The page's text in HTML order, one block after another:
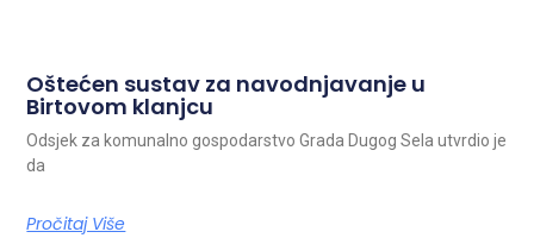
Oštećen sustav za navodnjavanje u
Birtovom klanjcu
Odsjek za komunalno gospodarstvo Grada Dugog Sela utvrdio je
da
Pročitaj Više